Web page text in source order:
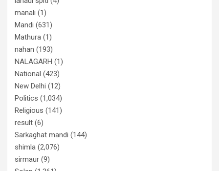
manali (1)
Mandi (631)
Mathura (1)
nahan (193)
NALAGARH (1)
National (423)
New Delhi (12)
Politics (1,034)
Religious (141)
result (6)
Sarkaghat mandi (144)
shimla (2,076)
sirmaur (9)